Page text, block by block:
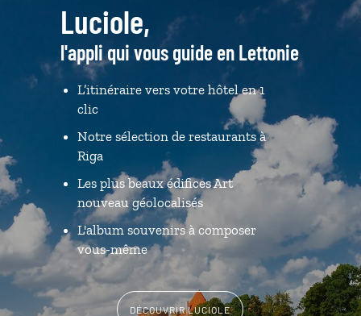
Luciole,
l'appli qui vous guide en Lettonie
L’itinéraire vers votre hôtel en 1
clic
Notre sélection de restaurants à
Riga
Les plus beaux édifices Art
nouveau géolocalisés
L'album souvenirs à composer
vous-même
DÉCOUVRIR LUCIOLE